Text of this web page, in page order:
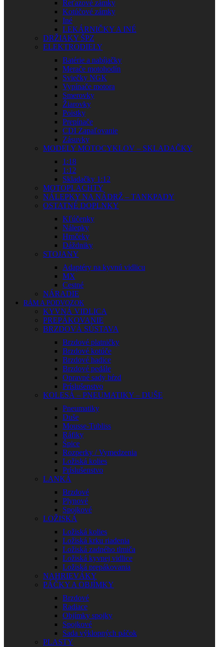
Reťazové zámky
Kotúčové zámky
Iné
LEKÁRNIČKY A INÉ
DRŽIAKY ŠPZ
ELEKTRODIELY
Batérie a nabíjačky
Merače motohodín
Sviečky NGK
Vypínače motora
Smerovky
Žiarovky
Poistky
Prepínače
CDI Zapaľovanie
Zásuvky
MODELY MOTOCYKLOV – SKLADAČKY
1:18
1:12
Skladačky 1:12
MOTOPLACHTY
NÁLEPKY NA NÁDRŽ – TANKPADY
OSTATNÉ DOPLNKY
Kľúčenky
Nálepky
Hrnčeky
Dáždniky
STOJANY
Adaptéry na kyvnú vidlicu
MX
Cestné
NÁRADIE
RÁM A PODVOZOK
KYVNÁ VIDLICA
PREPÁKOVANIE
BRZDOVÁ SÚSTAVA
Brzdové platničky
Brzdové kotúče
Brzdové hadice
Brzdové pedále
Opravné sady bŕzd
Príslušenstvo
KOLESÁ – PNEUMATIKY – DUŠE
Pneumatiky
Duše
Mousse-Tubliss
Ráfiky
Špice
Rozperky / Vymedzenia
Ložiská kolies
Príslušenstvo
LANKÁ
Brzdové
Plynové
Spojkové
LOŽISKÁ
Ložiská kolies
Ložiská krku riadenia
Ložiská zadného tlmiča
Ložiská kyvnej vidlice
Ložiská prepákovania
NAHRIEVÁKY
PÁČKY A OBJÍMKY
Brzdové
Radiace
Objímky spojky
Spojkové
Sada výklopných páčok
PLASTY